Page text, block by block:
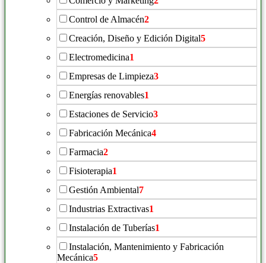
Control de Almacén2
Creación, Diseño y Edición Digital5
Electromedicina1
Empresas de Limpieza3
Energías renovables1
Estaciones de Servicio3
Fabricación Mecánica4
Farmacia2
Fisioterapia1
Gestión Ambiental7
Industrias Extractivas1
Instalación de Tuberías1
Instalación, Mantenimiento y Fabricación
Mecánica5